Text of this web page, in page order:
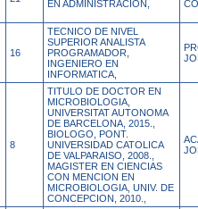
EN ADMINISTRACION,
16
TECNICO DE NIVEL
SUPERIOR ANALISTA
PROGRAMADOR,
INGENIERO EN
INFORMATICA,
8
TITULO DE DOCTOR EN
MICROBIOLOGIA,
UNIVERSITAT AUTONOMA
DE BARCELONA, 2015.,
BIOLOGO, PONT.
UNIVERSIDAD CATOLICA
DE VALPARAISO, 2008.,
MAGISTER EN CIENCIAS
CON MENCION EN
MICROBIOLOGIA, UNIV. DE
CONCEPCION, 2010.,